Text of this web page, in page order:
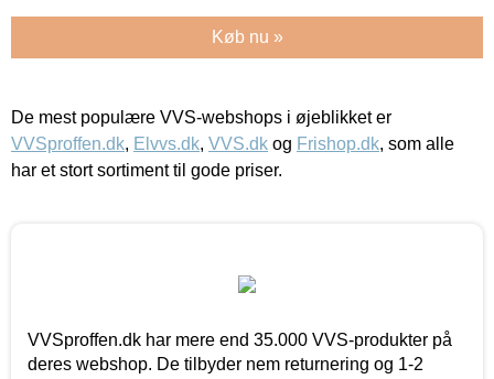
Køb nu »
De mest populære VVS-webshops i øjeblikket er
VVSproffen.dk, Elvvs.dk, VVS.dk og Frishop.dk, som alle
har et stort sortiment til gode priser.
VVSproffen.dk har mere end 35.000 VVS-produkter på
deres webshop. De tilbyder nem returnering og 1-2